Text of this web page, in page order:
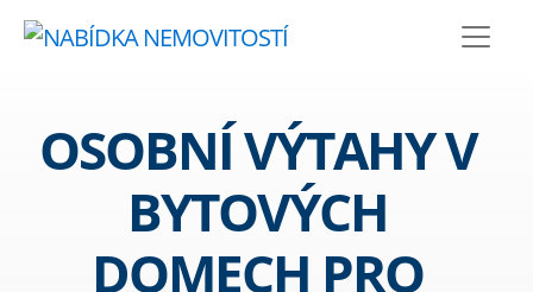
OSOBNÍ VÝTAHY V
BYTOVÝCH
DOMECH PRO